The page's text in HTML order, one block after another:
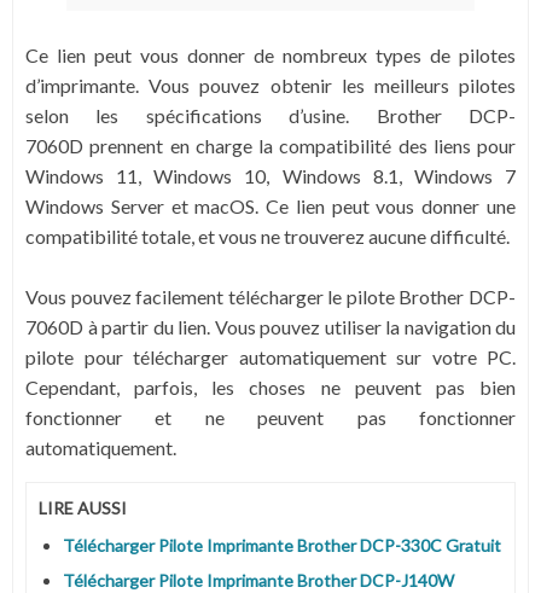
Ce lien peut vous donner de nombreux types de pilotes
d’imprimante. Vous pouvez obtenir les meilleurs pilotes
selon les spécifications d’usine. Brother DCP-
7060D prennent en charge la compatibilité des liens pour
Windows 11, Windows 10, Windows 8.1, Windows 7
Windows Server et macOS. Ce lien peut vous donner une
compatibilité totale, et vous ne trouverez aucune difficulté.
Vous pouvez facilement télécharger le pilote Brother DCP-
7060D à partir du lien. Vous pouvez utiliser la navigation du
pilote pour télécharger automatiquement sur votre PC.
Cependant, parfois, les choses ne peuvent pas bien
fonctionner et ne peuvent pas fonctionner
automatiquement.
LIRE AUSSI
Télécharger Pilote Imprimante Brother DCP-330C Gratuit
Télécharger Pilote Imprimante Brother DCP-J140W